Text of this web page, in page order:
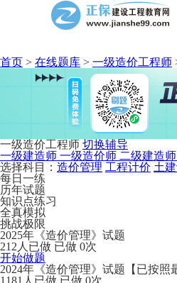
首页 > 在线题库 > 一级造价工程师
一级造价工程师 切换辅导
一级建造师 一级造价师 二级建造师
选择科目： 造价管理 工程计价 土
每日一练
历年试题
知识点练习
全真模拟
挑战极限
2025年《造价管理》试题
212人已做 已做 0次
开始做题
2024年《造价管理》试题【已按照
1181人已做 已做 0次